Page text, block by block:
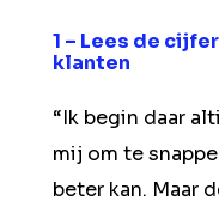
1 – Lees de
klanten
“Ik begin daar
mij om te
beter kan. Maar